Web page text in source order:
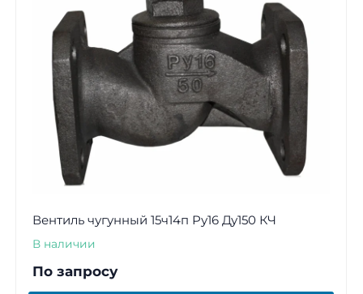
Вентиль чугунный 15ч14п Ру16 Ду150 КЧ
В наличии
По запросу